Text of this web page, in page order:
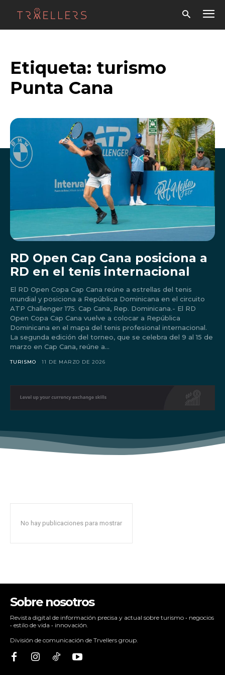
out!
Sing up for our newsletter
Etiqueta: turismo
Punta Cana
RD Open Cap Cana posiciona a
RD en el tenis internacional
El RD Open Copa Cap Cana reúne a estrellas del tenis
mundial y posiciona a República Dominicana en el circuito
ATP Challenger 175. Cap Cana, Rep. Dominicana.- El RD
Open Copa Cap Cana vuelve a colocar a República
Dominicana en el mapa del tenis profesional internacional.
La segunda edición del torneo, que se celebra del 9 al 15 de
marzo en Cap Cana, reúne a...
TURISMO 11 DE MARZO DE 2026
No hay publicaciones para mostrar
Sobre nosotros
Revista digital de información precisa y actual sobre turismo • negocios
• estilo de vida • innovación.
División de comunicación de Trvellers group.